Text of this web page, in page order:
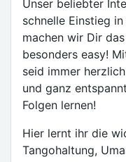
Unser beliebter
schnelle Einstieg
machen wir Dir
besonders easy!
seid immer
und ganz
Folgen lernen!
Hier lernt ihr die
Tangohaltung,